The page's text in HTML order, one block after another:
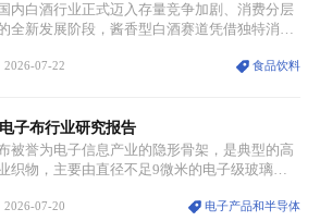
内白酒行业正式迈入存量竞争加剧、消费分层
全新发展阶段，酱香型白酒赛道凭借独特消费
州茅台凭借独一无二的核心产区壁垒、刚性产
2026-07-22 食品饮料
子布行业研究报告
被誉为电子信息产业的隐形骨架，是典型的高
织物，主要由直径不足9微米的电子级玻璃纤
造过程中不可或缺的核心基材。电子布具备高
2026-07-20 电子产品和半导体